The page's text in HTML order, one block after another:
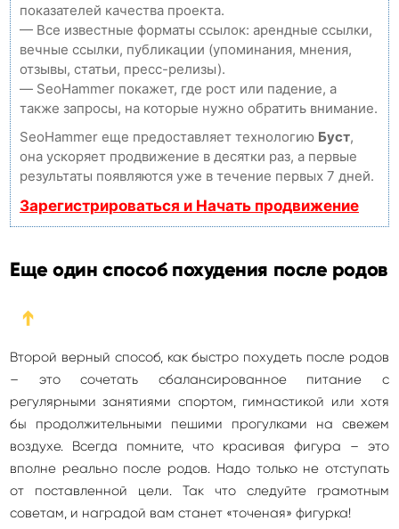
показателей качества проекта.
— Все известные форматы ссылок: арендные ссылки,
вечные ссылки, публикации (упоминания, мнения,
отзывы, статьи, пресс-релизы).
— SeoHammer покажет, где рост или падение, а
также запросы, на которые нужно обратить внимание.
SeoHammer еще предоставляет технологию Буст,
она ускоряет продвижение в десятки раз, а первые
результаты появляются уже в течение первых 7 дней.
Зарегистрироваться и Начать продвижение
Еще один способ похудения после родов
➔
Второй верный способ, как быстро похудеть после родов
– это сочетать сбалансированное питание с
регулярными занятиями спортом, гимнастикой или хотя
бы продолжительными пешими прогулками на свежем
воздухе. Всегда помните, что красивая фигура – это
вполне реально после родов. Надо только не отступать
от поставленной цели. Так что следуйте грамотным
советам, и наградой вам станет «точеная» фигурка!